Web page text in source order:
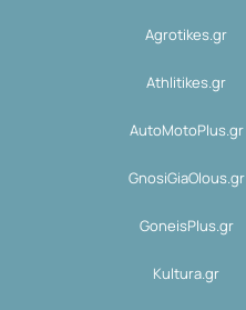
Agrotikes.gr
Athlitikes.gr
AutoMotoPlus.gr
GnosiGiaOlous.gr
GoneisPlus.gr
Kultura.gr